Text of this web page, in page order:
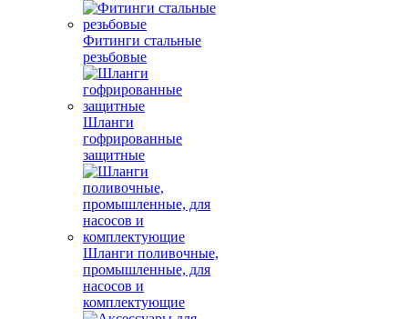
Фитинги стальные
резьбовые
Шланги
гофрированные
защитные
Шланги поливочные,
промышленные, для
насосов и
комплектующие